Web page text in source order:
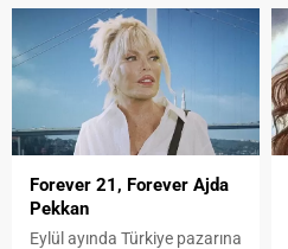
Forever 21, Forever Ajda
Pekkan
Eylül ayında Türkiye pazarına